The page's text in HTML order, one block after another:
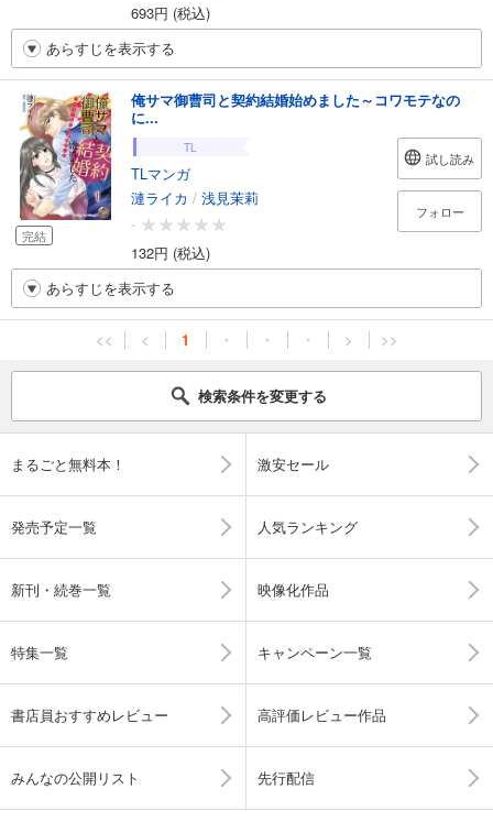
693円 (税込)
あらすじを表示する
完結
俺サマ御曹司と契約結婚始めました～コワモテなの
に...
TL
TLマンガ
漣ライカ / 浅見茉莉
-
132円 (税込)
試し読み
フォロー
あらすじを表示する
<< < 1 ・ ・ ・ > >>
検索条件を変更する
まるごと無料本！ 激安セール
発売予定一覧 人気ランキング
新刊・続巻一覧 映像化作品
特集一覧 キャンペーン一覧
書店員おすすめレビュー 高評価レビュー作品
みんなの公開リスト 先行配信